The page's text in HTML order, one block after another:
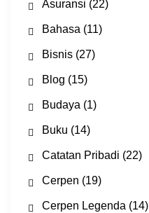
Asuransi (22)
Bahasa (11)
Bisnis(27)
Blog (15)
Budaya (1)
Buku (14)
Catatan Pribadi (22)
Cerpen (19)
Cerpen Legenda (14)